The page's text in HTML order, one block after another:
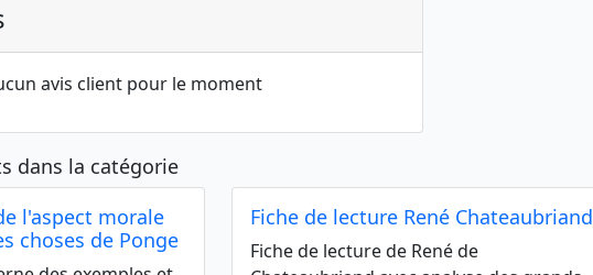
avis client pour le moment
dans la catégorie
l'aspect morale
choses de Ponge
Fiche de lecture René Chateaubriand
Fiche de lecture de René de